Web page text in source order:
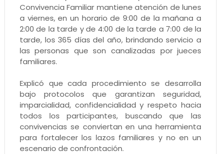
Convivencia Familiar mantiene atención de lunes
a viernes, en un horario de 9:00 de la mañana a
2:00 de la tarde y de 4:00 de la tarde a 7:00 de la
tarde, los 365 días del año, brindando servicio a
las personas que son canalizadas por jueces
familiares.
Explicó que cada procedimiento se desarrolla
bajo protocolos que garantizan seguridad,
imparcialidad, confidencialidad y respeto hacia
todos los participantes, buscando que las
convivencias se conviertan en una herramienta
para fortalecer los lazos familiares y no en un
escenario de confrontación.